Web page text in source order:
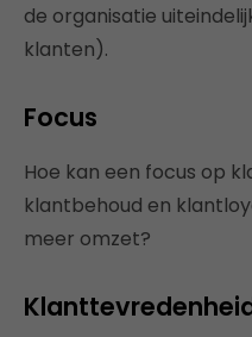
de organisatie
klanten).
Focus
Hoe kan een focus op
klantbehoud en
meer omzet?